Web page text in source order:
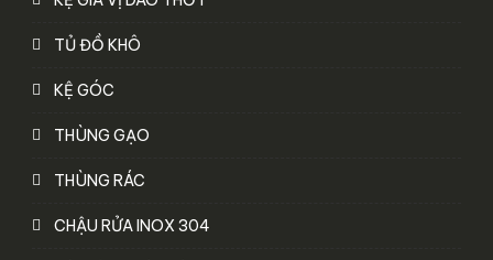
TỦ ĐỒ KHÔ
KỆ GÓC
THÙNG GẠO
THÙNG RÁC
CHẬU RỬA INOX 304